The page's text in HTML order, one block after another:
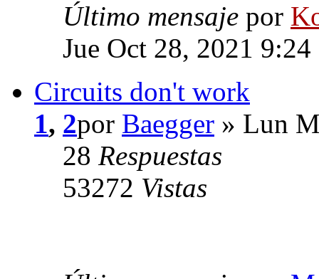
Último mensaje por
Jue Oct 28, 2021 9:24
Circuits don't work
1, 2por Baegger » Lun
28 Respuestas
53272 Vistas